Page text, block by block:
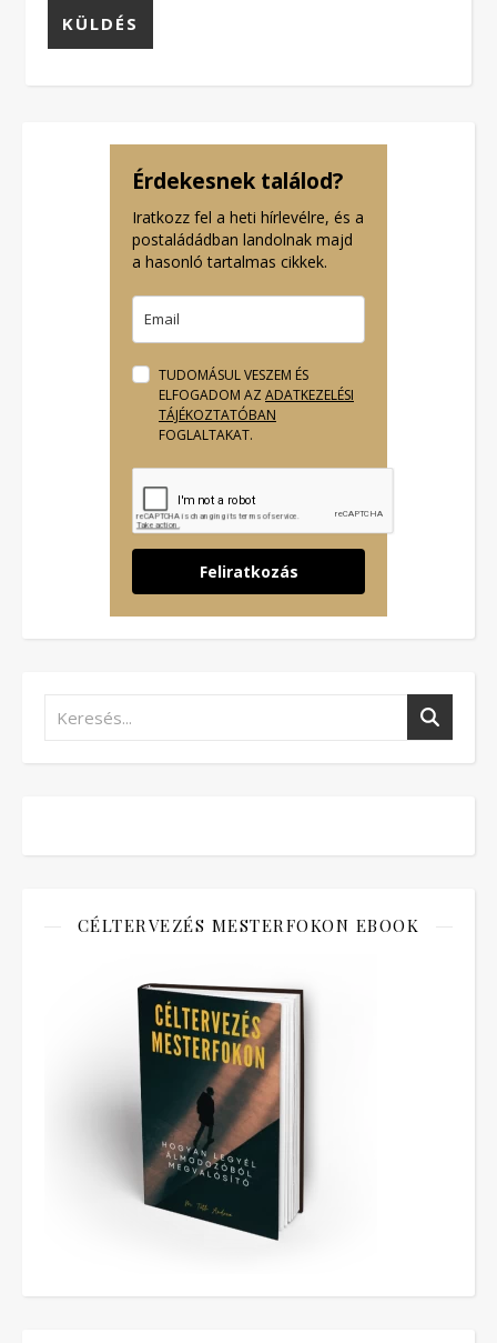
Érdekesnek találod?
Iratkozz fel a heti hírlevélre, és a
postaládádban landolnak majd
a hasonló tartalmas cikkek.
TUDOMÁSUL VESZEM ÉS
ELFOGADOM AZ ADATKEZELÉSI
TÁJÉKOZTATÓBAN
FOGLALTAKAT.
Feliratkozás
CÉLTERVEZÉS MESTERFOKON EBOOK